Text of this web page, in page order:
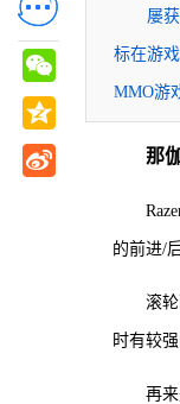
屡
标在游
MMO游
那
的前进/
滚
时有较
再